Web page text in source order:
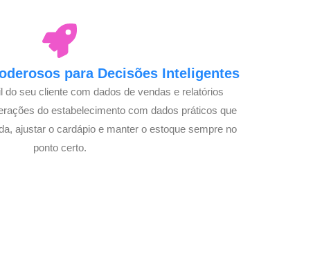
para Decisões Inteligentes
do seu cliente com dados de vendas e relatórios
do estabelecimento com dados práticos que
ajustar o cardápio e manter o estoque sempre no
ponto certo.